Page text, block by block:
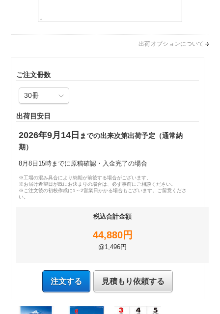
出荷オプションについて
ご注文冊数
出荷目安日
2026年9月14日 までの出来次第出荷予定（通常納
期）
8月8日15時までに原稿確認・入金完了の場合
※工場の混み具合により納期が前後する場合がございます。
※お届け希望日が既にお決まりの場合は、必ず事前にご相談ください。
※ご注文後の初校作成に1～2営業日かかる場合もございます。ご留意くださ
い。
税込合計金額
44,880円
@1,496円
注文する 見積もり依頼する